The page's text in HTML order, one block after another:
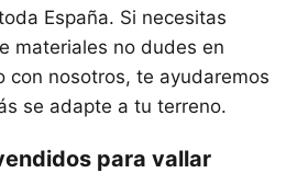
España. Si necesitas
materiales no dudes en
con nosotros, te ayudaremos
se adapte a tu terreno.
para vallar